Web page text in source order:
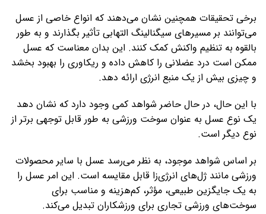
برخی تحقیقات همچنین نشان می‌دهند که انواع خاصی از عسل
می‌توانند بر مسیرهای سیگنالینگ التهابی تأثیر بگذارند و به طور
بالقوه به تنظیم واکنش کمک کنند. این بدان معناست که عسل
ممکن است درد عضلانی را کاهش داده و ریکاوری را بهبود بخشد
و چیزی بیش از یک منبع انرژی ارائه دهد.
با این حال، در حال حاضر شواهد کمی وجود دارد که نشان دهد
یک نوع عسل به عنوان سوخت ورزشی به طور قابل توجهی برتر از
نوع دیگر است.
بر اساس شواهد موجود، به نظر می‌رسد عسل با سایر محصولات
ورزشی مانند ژل‌های انرژی‌زا قابل مقایسه است. این امر عسل را
به یک جایگزین طبیعی، مؤثر، کم‌هزینه و مناسب برای
سوخت‌های ورزشی تجاری برای ورزشکاران تبدیل می‌کند.